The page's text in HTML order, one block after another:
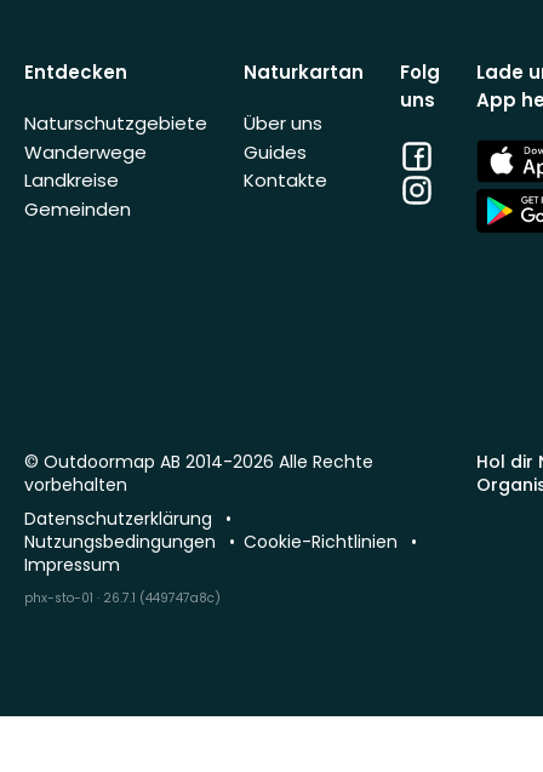
Entdecken
Naturschutzgebiete
Wanderwege
Landkreise
Gemeinden
Naturkartan
Über uns
Guides
Kontakte
Folg
uns
Facebook
Instagram
Lade
App
App
Store
App
Store
Hol dir
© Outdoormap AB 2014-2026 Alle Rechte
vorbehalten
Datenschutzerklärung
Nutzungsbedingungen
Cookie-Richtlinien
Impressum
phx-sto-01 · 26.7.1 (449747a8c)